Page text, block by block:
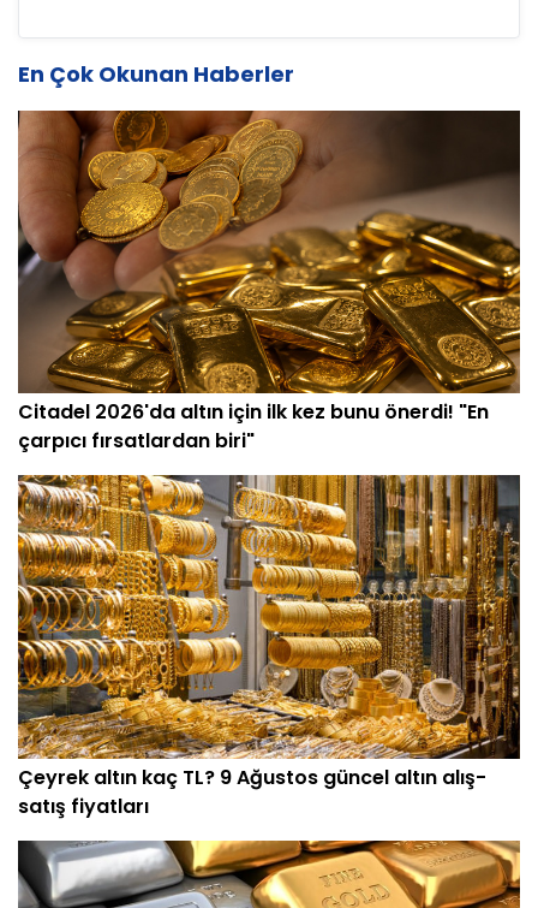
En Çok Okunan Haberler
Citadel 2026'da altın için ilk kez bunu önerdi! "En
çarpıcı fırsatlardan biri"
Çeyrek altın kaç TL? 9 Ağustos güncel altın alış-
satış fiyatları